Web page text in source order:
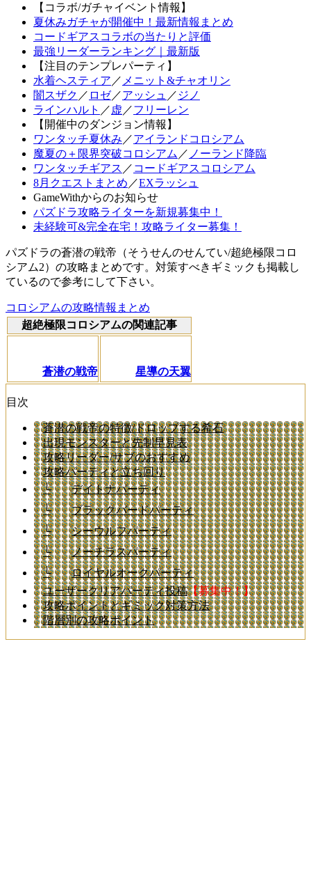
【コラボ/ガチャイベント情報】
夏休みガチャが開催中！最新情報まとめ
コードギアスコラボの当たりと評価
最強リーダーランキング｜最新版
【注目のテンプレパーティ】
水着ヘスティア ／ メニット&チャオリン
闇スザク ／ ロゼ／アッシュ ／ ジノ
ラインハルト ／ 虚 ／フリーレン
【開催中のダンジョン情報】
ワンタッチ夏休み ／アイランドコロシアム
魔夏の＋限界突破コロシアム ／ ノーランド降臨
ワンタッチギアス ／ コードギアスコロシアム
8月クエストまとめ ／EXラッシュ
GameWithからのお知らせ
パズドラ攻略ライターを新規募集中！
未経験可&完全在宅！攻略ライター募集！
パズドラの蒼潜の戦帝（そうせんのせんてい/超絶極限コロ
シアム2）の攻略まとめです。対策すべきギミックも掲載し
ているので参考にして下さい。
コロシアムの攻略情報まとめ
超絶極限コロシアムの関連記事
蒼潜の戦帝 星導の天翼
目次
蒼潜の戦帝の特徴/ドロップする希石
出現モンスターと先制早見表
攻略リーダー/サブのおすすめ
攻略パーティと立ち回り
└
デイトナパーティ
└
ブラックバードパーティ
└
シーウルフパーティ
└
ノーチラスパーティ
└
ロイヤルオークパーティ
ユーザークリアパーティ投稿【募集中！】
攻略ポイントとギミック対策方法
階層別の攻略ポイント